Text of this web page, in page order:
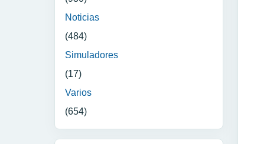
Noticias
(484)
Simuladores
(17)
Varios
(654)